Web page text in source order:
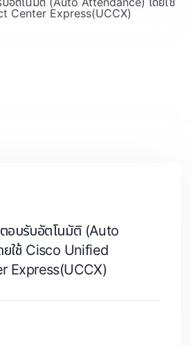
อบรับอัตโนมัติ (Auto
ใช้ Cisco Unified
Express(UCCX)